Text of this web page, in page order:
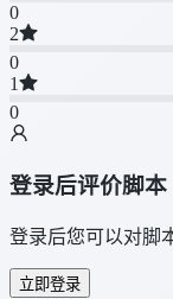
0
2
0
1
0
登录后评价脚本
登录后您可以对脚
立即登录